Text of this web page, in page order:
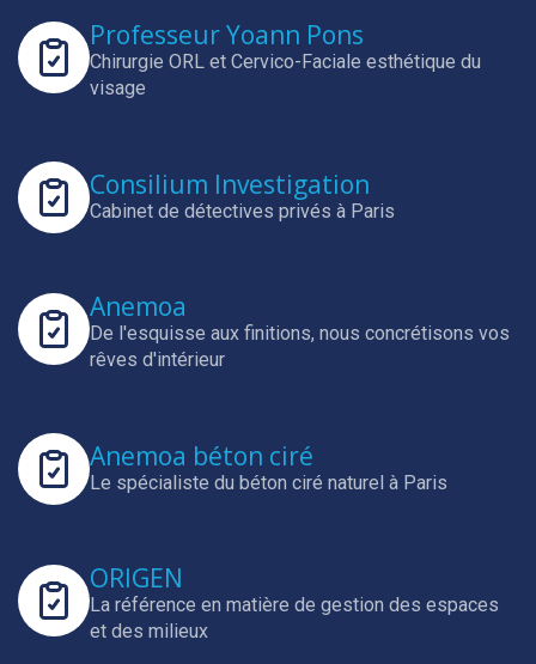
Professeur Yoann Pons
Chirurgie ORL et Cervico-Faciale esthétique du
visage
Consilium Investigation
Cabinet de détectives privés à Paris
Anemoa
De l'esquisse aux finitions, nous concrétisons vos
rêves d'intérieur
Anemoa béton ciré
Le spécialiste du béton ciré naturel à Paris
ORIGEN
La référence en matière de gestion des espaces
et des milieux